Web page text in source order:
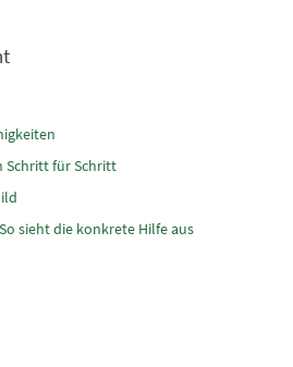
Schritt für Schritt
sieht die konkrete Hilfe aus